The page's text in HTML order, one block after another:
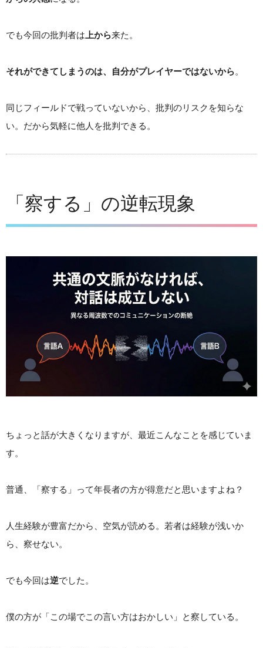
でも今回の批判者は 上から来た。
それができてしまうのは、自分がプレイヤーではないから。
同じフィールドで戦っていないから、批判のリスクを知らな
い。だから気軽に他人を批判できる。
「察する」の逆転現象
ちょっと話が大きくなりますが、最近こんなことを感じていま
す。
普通、「察する」って年長者の方が得意だと思いますよね？
人生経験が豊富だから、空気が読める。若者は経験が浅いか
ら、察せない。
でも今回は逆でした。
僕の方が「この場でこの言い方はおかしい」と察している。